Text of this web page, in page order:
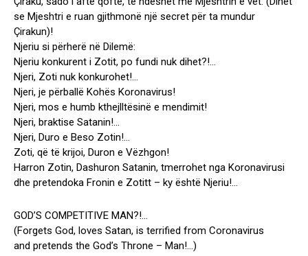
se Mjeshtri e ruan gjithmonë një secret për ta mundur
Çirakun)!
Njeriu si përherë në Dilemë:
Njeriu konkurent i Zotit, po fundi nuk dihet?!…
Njeri, Zoti nuk konkurohet!…
Njeri, je përballë Kohës Koronavirus!
Njeri, mos e humb kthejlltësinë e mendimit!
Njeri, braktise Satanin!…
Njeri, Duro e Beso Zotin!…
Zoti, që të krijoi, Duron e Vëzhgon!
Harron Zotin, Dashuron Satanin, tmerrohet nga Koronavirusi
dhe pretendoka Fronin e Zotitt – ky është Njeriu!…
GOD’S COMPETITIVE MAN?!…
(Forgets God, loves Satan, is terrified from Coronavirus
and pretends the God’s Throne – Man!…)